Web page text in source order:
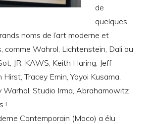
de
quelques
noms de l’art moderne et
comme Wahrol, Lichtenstein, Dali ou
JR, KAWS, Keith Haring, Jeff
Hirst, Tracey Emin, Yayoi Kusama,
Warhol, Studio Irma, Abrahamowitz
!
Contemporain (Moco) a élu